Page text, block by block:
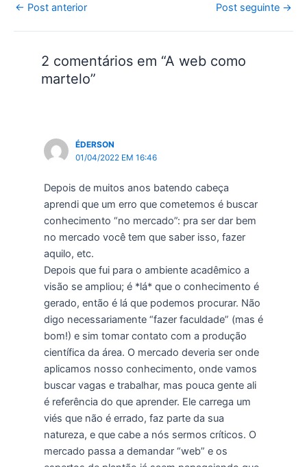
Post
← Post anterior Post seguinte →
2 comentários em “A web como
martelo”
ÉDERSON
01/04/2022 EM 16:46
Depois de muitos anos batendo cabeça
aprendi que um erro que cometemos é buscar
conhecimento “no mercado”: pra ser dar bem
no mercado você tem que saber isso, fazer
aquilo, etc.
Depois que fui para o ambiente acadêmico a
visão se ampliou; é *lá* que o conhecimento é
gerado, então é lá que podemos procurar. Não
digo necessariamente “fazer faculdade” (mas é
bom!) e sim tomar contato com a produção
científica da área. O mercado deveria ser onde
aplicamos nosso conhecimento, onde vamos
buscar vagas e trabalhar, mas pouca gente ali
é referência do que aprender. Ele carrega um
viés que não é errado, faz parte da sua
natureza, e que cabe a nós sermos críticos. O
mercado passa a demandar “web” e os